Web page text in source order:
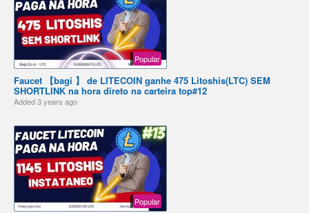
Popular
Faucet 【bagi 】 de LITECOIN ganhe 475 Litoshis(LTC) SEM
SHORTLINK na hora direto na carteira top#12
Added3 years ago
Popular